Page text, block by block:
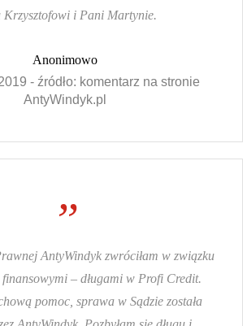
Krzysztofowi i Pani Martynie.
Anonimowo
- źródło: komentarz na stronie
AntyWindyk.pl
”
AntyWindyk zwróciłam w związku
– długami w Profi Credit.
pomoc, sprawa w Sądzie została